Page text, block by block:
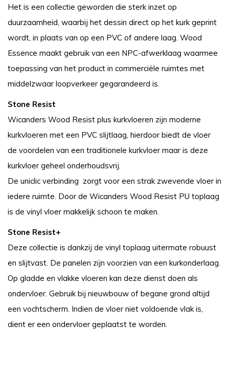
Het is een collectie geworden die sterk inzet op
duurzaamheid, waarbij het dessin direct op het kurk geprint
wordt, in plaats van op een PVC of andere laag. Wood
Essence maakt gebruik van een NPC-afwerklaag waarmee
toepassing van het product in commerciële ruimtes met
middelzwaar loopverkeer gegarandeerd is.
Stone Resist
Wicanders Wood Resist plus kurkvloeren zijn moderne
kurkvloeren met een PVC slijtlaag, hierdoor biedt de vloer
de voordelen van een traditionele kurkvloer maar is deze
kurkvloer geheel onderhoudsvrij.
De uniclic verbinding zorgt voor een strak zwevende vloer in
iedere ruimte. Door de Wicanders Wood Resist PU toplaag
is de vinyl vloer makkelijk schoon te maken.
Stone Resist+
Deze collectie is dankzij de vinyl toplaag uitermate robuust
en slijtvast. De panelen zijn voorzien van een kurkonderlaag.
Op gladde en vlakke vloeren kan deze dienst doen als
ondervloer. Gebruik bij nieuwbouw of begane grond altijd
een vochtscherm. Indien de vloer niet voldoende vlak is,
dient er een ondervloer geplaatst te worden.